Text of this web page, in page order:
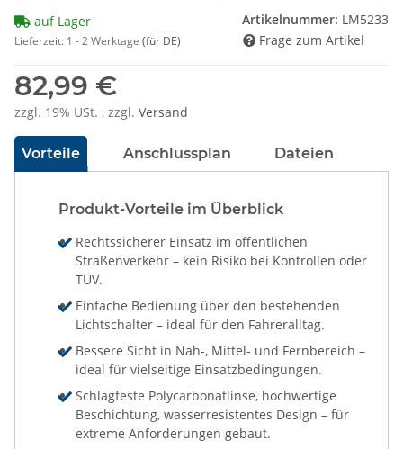
82,99 €
zzgl. 19% USt. , zzgl. Versand
Vorteile Anschlussplan Dateien
Produkt-Vorteile im Überblick
Rechtssicherer Einsatz im öffentlichen
Straßenverkehr – kein Risiko bei Kontrollen oder
TÜV.
Einfache Bedienung über den bestehenden
Lichtschalter – ideal für den Fahreralltag.
Bessere Sicht in Nah-, Mittel- und Fernbereich –
ideal für vielseitige Einsatzbedingungen.
Schlagfeste Polycarbonatlinse, hochwertige
Beschichtung, wasserresistentes Design – für
extreme Anforderungen gebaut.
auf Lager
Lieferzeit: 1 - 2 Werktage (für DE)
Artikelnummer: LM5233
Frage zum Artikel